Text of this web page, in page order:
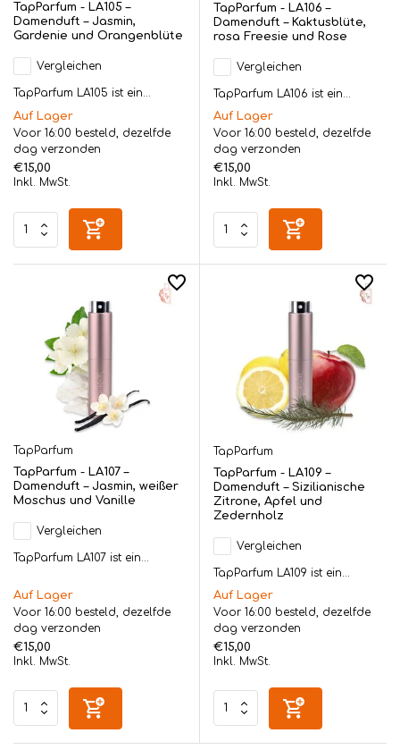
TapParfum - LA105 –
Damenduft – Jasmin,
Gardenie und Orangenblüte
Vergleichen
TapParfum LA105 ist ein...
Auf Lager
Voor 16:00 besteld, dezelfde
dag verzonden
€15,00
Inkl. MwSt.
TapParfum - LA106 –
Damenduft – Kaktusblüte,
rosa Freesie und Rose
Vergleichen
TapParfum LA106 ist ein...
Auf Lager
Voor 16:00 besteld, dezelfde
dag verzonden
€15,00
Inkl. MwSt.
TapParfum
TapParfum - LA107 –
Damenduft – Jasmin, weißer
Moschus und Vanille
Vergleichen
TapParfum LA107 ist ein...
Auf Lager
Voor 16:00 besteld, dezelfde
dag verzonden
€15,00
Inkl. MwSt.
TapParfum
TapParfum - LA109 –
Damenduft – Sizilianische
Zitrone, Apfel und
Zedernholz
Vergleichen
TapParfum LA109 ist ein...
Auf Lager
Voor 16:00 besteld, dezelfde
dag verzonden
€15,00
Inkl. MwSt.